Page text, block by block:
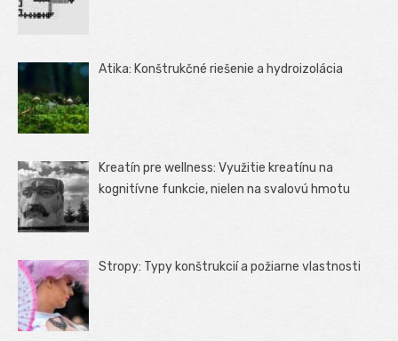
Atika: Konštrukčné riešenie a hydroizolácia
Kreatín pre wellness: Využitie kreatínu na
kognitívne funkcie, nielen na svalovú hmotu
Stropy: Typy konštrukcií a požiarne vlastnosti